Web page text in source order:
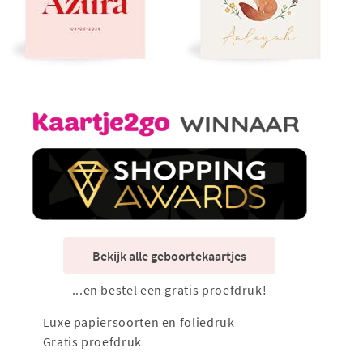
Bekijk alle geboortekaartjes
...en bestel een gratis proefdruk!
Luxe papiersoorten en foliedruk
Gratis proefdruk